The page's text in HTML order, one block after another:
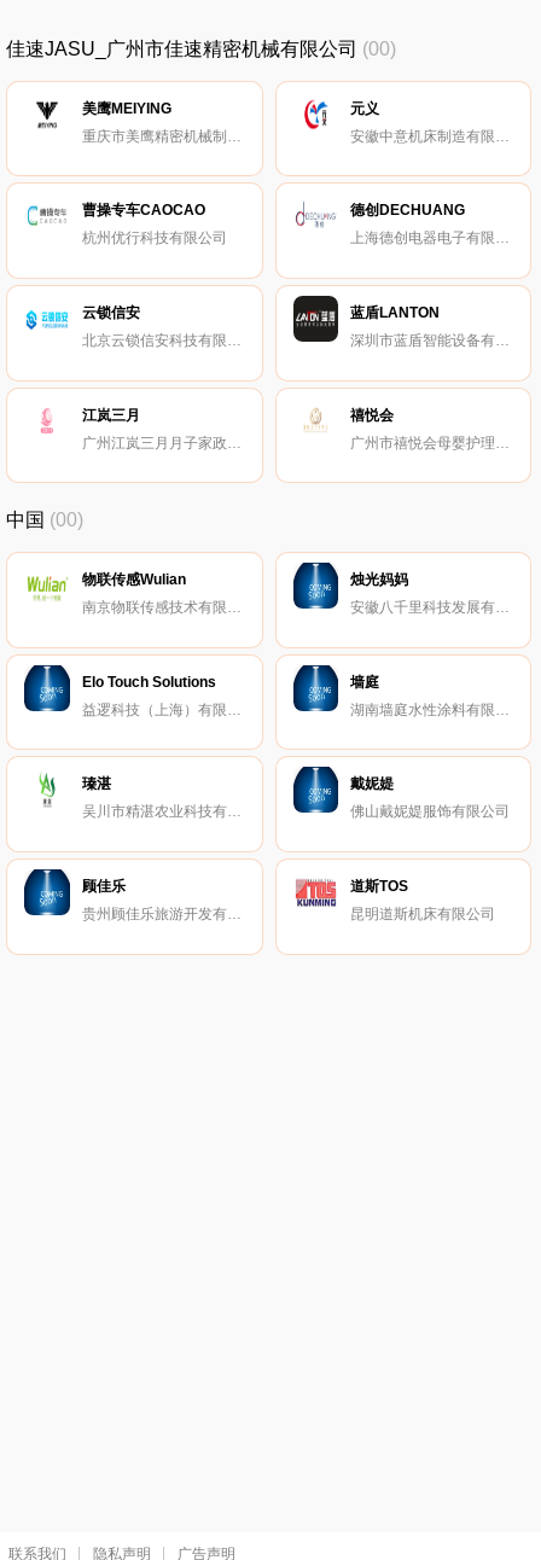
佳速JASU_广州市佳速精密机械有限公司 (00)
美鹰MEIYING
元义
曹操专车CAOCAO
杭州优行科技有限公司
德创DECHUANG
上海德创电器电子有限公司
云锁信安
北京云锁信安科技有限公司
蓝盾LANTON
深圳市蓝盾智能设备有限公司
江岚三月
禧悦会
中国 (00)
物联传感Wulian
南京物联传感技术有限公司
烛光妈妈
安徽八千里科技发展有限公司
Elo Touch Solutions
墙庭
瑧湛
吴川市精湛农业科技有限公司
戴妮媞
佛山戴妮媞服饰有限公司
顾佳乐
贵州顾佳乐旅游开发有限公司
道斯TOS
昆明道斯机床有限公司
联系我们 隐私声明 广告声明